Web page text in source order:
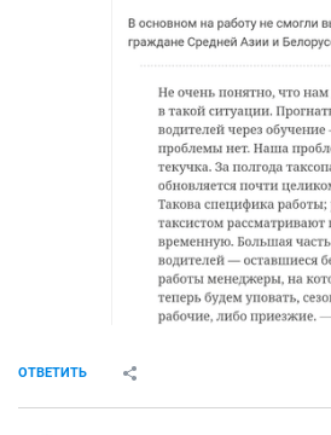
ОТВЕТИТЬ